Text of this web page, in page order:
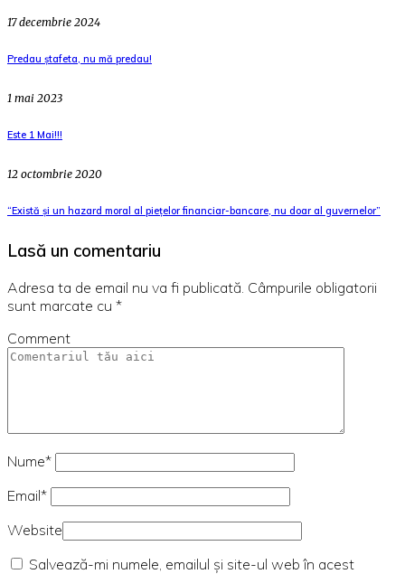
17 decembrie 2024
Predau ștafeta, nu mă predau!
1 mai 2023
Este 1 Mai!!!
12 octombrie 2020
“Există și un hazard moral al piețelor financiar-bancare, nu doar al guvernelor”
Lasă un comentariu
Adresa ta de email nu va fi publicată. Câmpurile obligatorii
sunt marcate cu *
Comment
Nume*
Email*
Website
Salvează-mi numele, emailul și site-ul web în acest